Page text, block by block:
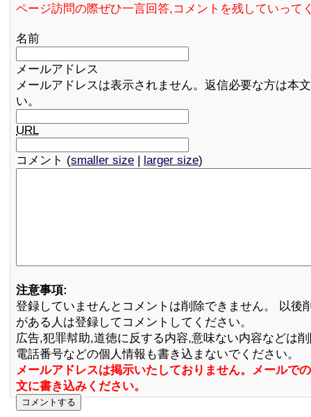
ページ訪問の際ぜひ一言回答,コメントを残していって
名前
メールアドレス
メールアドレスは表示されません。返信必要な方は本
い。
URL
コメント (smaller size | larger size)
注意事項:
登録していませんとコメントは削除できません。 以後
がある人は登録してコメントしてください。
広告,犯罪幇助,道徳に反する内容,意味ない内容などは
電話番号などの個人情報も書き込まないでください。
メールアドレスは掲示いたしておりません。メールで
文に書き込みください。